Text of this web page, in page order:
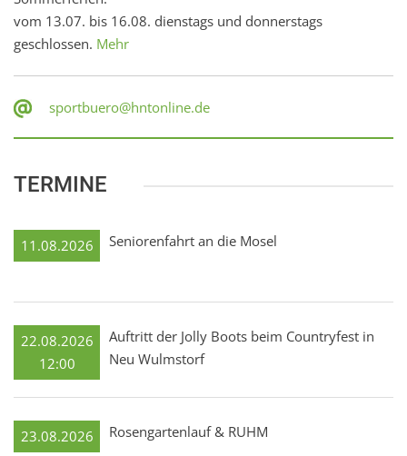
vom 13.07. bis 16.08. dienstags und donnerstags
geschlossen. Mehr
sportbuero@hntonline.de
TERMINE
11.08.2026 Seniorenfahrt an die Mosel
22.08.2026
12:00
Auftritt der Jolly Boots beim Countryfest in
Neu Wulmstorf
23.08.2026 Rosengartenlauf & RUHM